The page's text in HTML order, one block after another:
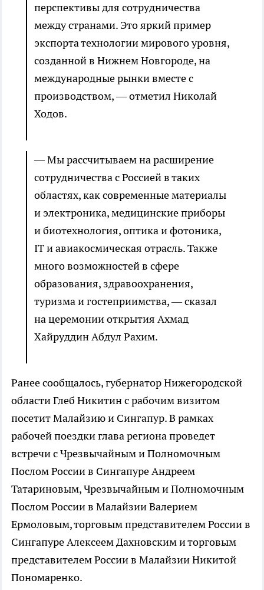
перспективы для сотрудничества
между странами. Это яркий пример
экспорта технологии мирового уровня,
созданной в Нижнем Новгороде, на
международные рынки вместе с
производством, — отметил Николай
Ходов.
— Мы рассчитываем на расширение
сотрудничества с Россией в таких
областях, как современные материалы
и электроника, медицинские приборы
и биотехнология, оптика и фотоника,
IT и авиакосмическая отрасль. Также
много возможностей в сфере
образования, здравоохранения,
туризма и гостеприимства, — сказал
на церемонии открытия Ахмад
Хайруддин Абдул Рахим.
Ранее сообщалось, губернатор Нижегородской
области Глеб Никитин с рабочим визитом
посетит Малайзию и Сингапур. В рамках
рабочей поездки глава региона проведет
встречи с Чрезвычайным и Полномочным
Послом России в Сингапуре Андреем
Татариновым, Чрезвычайным и Полномочным
Послом России в Малайзии Валерием
Ермоловым, торговым представителем России в
Сингапуре Алексеем Дахновским и торговым
представителем России в Малайзии Никитой
Пономаренко.